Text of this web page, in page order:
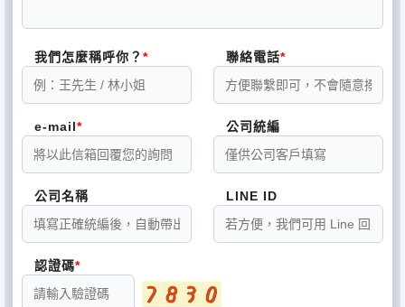
我們怎麼稱呼你？ 聯絡電話
e-mail 公司統編
公司名稱 LINE ID
認證碼